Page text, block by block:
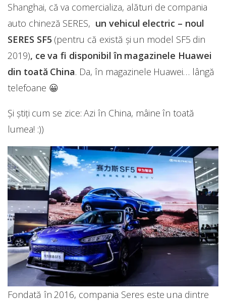
Shanghai, că va comercializa, alături de compania
auto chineză SERES, un vehicul electric – noul
SERES SF5 (pentru că există și un model SF5 din
2019), ce va fi disponibil în magazinele Huawei
din toată China. Da, în magazinele Huawei… lângă
telefoane 😀
Și știți cum se zice: Azi în China, mâine în toată
lumea! :))
Fondată în 2016, compania Seres este una dintre